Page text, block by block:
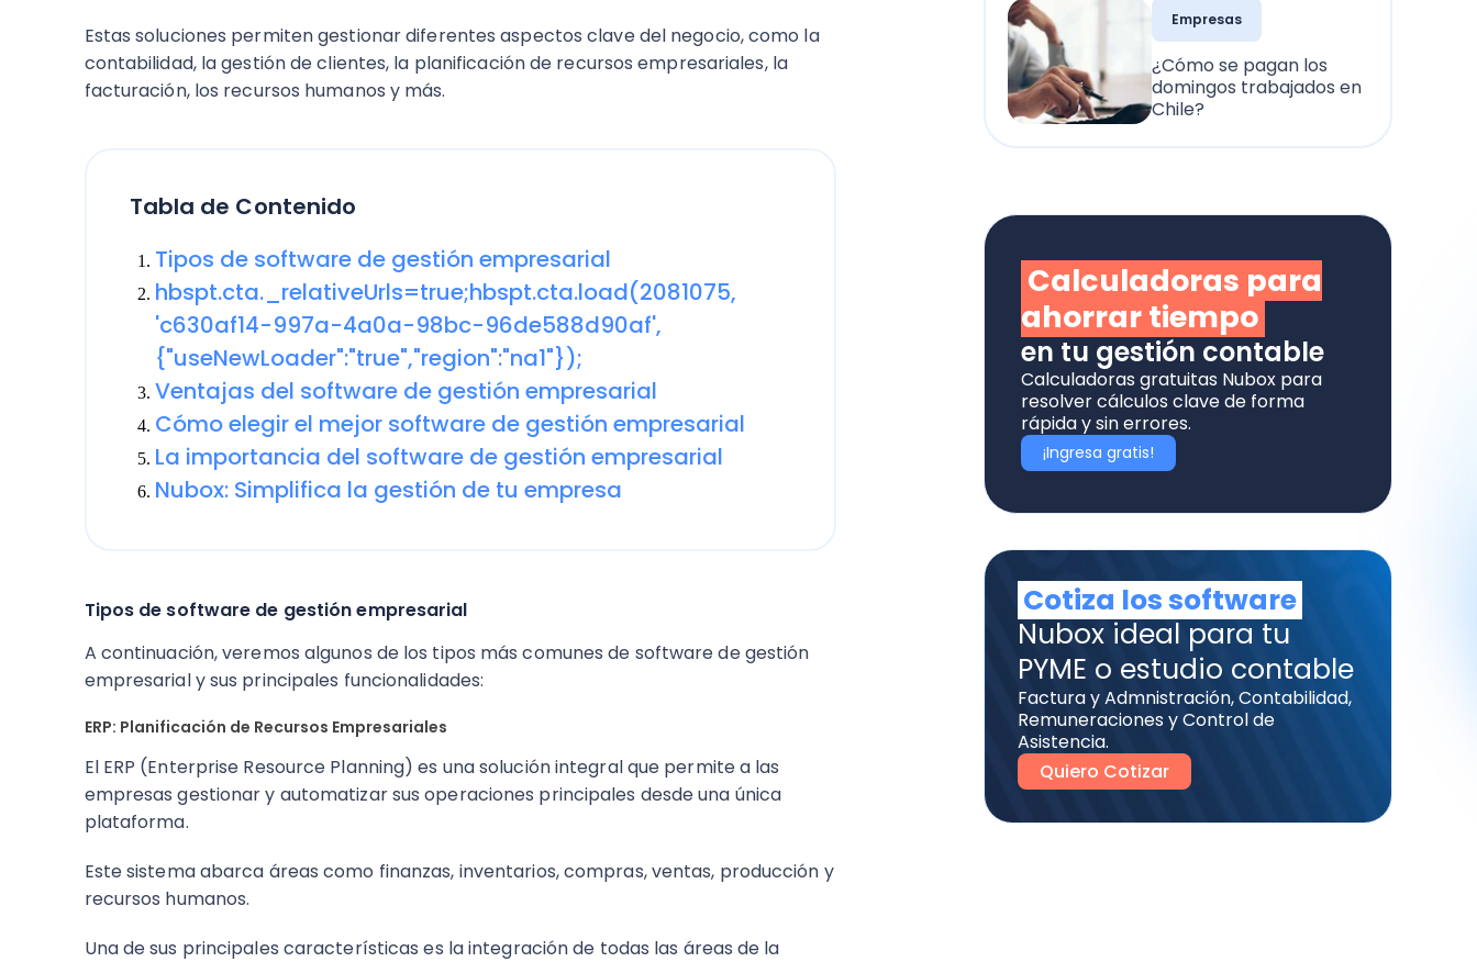
Estas soluciones permiten gestionar diferentes aspectos clave del negocio, como la
contabilidad, la gestión de clientes, la planificación de recursos empresariales, la
facturación, los recursos humanos y más​.
Tabla de Contenido
Tipos de software de gestión empresarial
hbspt.cta._relativeUrls=true;hbspt.cta.load(2081075,
'c630af14-997a-4a0a-98bc-96de588d90af',
{"useNewLoader":"true","region":"na1"});
Ventajas del software de gestión empresarial
Cómo elegir el mejor software de gestión empresarial
La importancia del software de gestión empresarial
Nubox: Simplifica la gestión de tu empresa
Tipos de software de gestión empresarial
A continuación, veremos algunos de los tipos más comunes de software de gestión
empresarial y sus principales funcionalidades:
ERP: Planificación de Recursos Empresariales
El ERP (Enterprise Resource Planning) es una solución integral que permite a las
empresas gestionar y automatizar sus operaciones principales desde una única
plataforma.
Este sistema abarca áreas como finanzas, inventarios, compras, ventas, producción y
recursos humanos.
Una de sus principales características es la integración de todas las áreas de la
Empresas
¿Cómo se pagan los
domingos trabajados en
Chile?
Calculadoras para
ahorrar tiempo
en tu gestión contable
Calculadoras gratuitas Nubox para
resolver cálculos clave de forma
rápida y sin errores.
¡Ingresa gratis!
Cotiza los software
Nubox ideal para tu
PYME o estudio contable
Factura y Admnistración, Contabilidad,
Remuneraciones y Control de
Asistencia.
Quiero Cotizar